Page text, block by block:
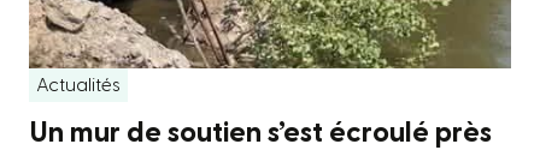
Actualités
Un mur de soutien s’est écroulé près